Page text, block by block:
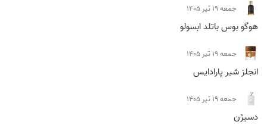
جمعه 19 تیر 1405
هوگو بوس باتلد ابسولو
جمعه 19 تیر 1405
انجلز شیر پارادایس
جمعه 19 تیر 1405
دسیژن